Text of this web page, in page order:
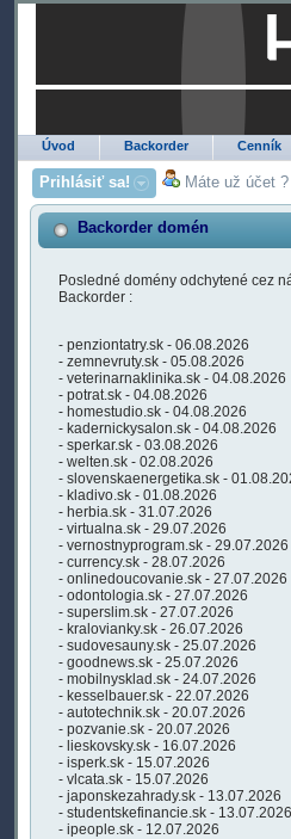
Úvod Backorder Cenník
Prihlásiť sa! Máte už účet ?
Backorder domén
Posledné domény odchytené cez
Backorder :
- penziontatry.sk - 06.08.2026
- zemnevruty.sk - 05.08.2026
- veterinarnaklinika.sk - 04.08.2026
- potrat.sk - 04.08.2026
- homestudio.sk - 04.08.2026
- kadernickysalon.sk - 04.08.2026
- sperkar.sk - 03.08.2026
- welten.sk - 02.08.2026
- slovenskaenergetika.sk -
- kladivo.sk - 01.08.2026
- herbia.sk - 31.07.2026
- virtualna.sk - 29.07.2026
- vernostnyprogram.sk - 29.07.2026
- currency.sk - 28.07.2026
- onlinedoucovanie.sk - 27.07.2026
- odontologia.sk - 27.07.2026
- superslim.sk - 27.07.2026
- kralovianky.sk - 26.07.2026
- sudovesauny.sk - 25.07.2026
- goodnews.sk - 25.07.2026
- mobilnysklad.sk - 24.07.2026
- kesselbauer.sk - 22.07.2026
- autotechnik.sk - 20.07.2026
- pozvanie.sk - 20.07.2026
- lieskovsky.sk - 16.07.2026
- isperk.sk - 15.07.2026
- vlcata.sk - 15.07.2026
- japonskezahrady.sk - 13.07.2026
- studentskefinancie.sk - 13.07.2026
- ipeople.sk - 12.07.2026